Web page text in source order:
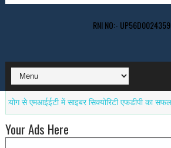
RNI NO:- UP56D0024359
में साइबर सिक्योरिटी एफडीपी का सफल समापन
Your Ads Here